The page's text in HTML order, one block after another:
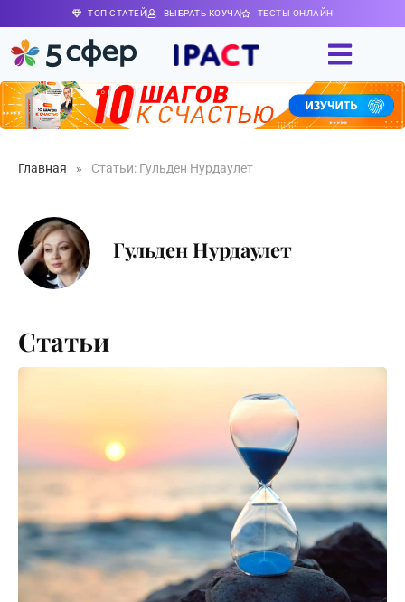
ТОП СТАТЕЙ ВЫБРАТЬ КОУЧА ТЕСТЫ ОНЛАЙН
Главная » Статьи: Гульден Нурдаулет
Гульден Нурдаулет
Статьи